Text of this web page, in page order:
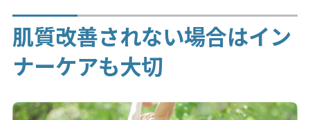
肌質改善されない場合はイン
ナーケアも大切